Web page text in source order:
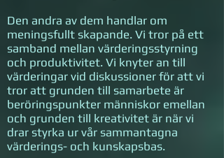
Den andra av dem handlar om
meningsfullt skapande. Vi tror på ett
samband mellan värderingsstyrning
och produktivitet. Vi knyter an till
värderingar vid diskussioner för att vi
tror att grunden till samarbete är
beröringspunkter människor emellan
och grunden till kreativitet är när vi
drar styrka ur vår sammantagna
värderings- och kunskapsbas.